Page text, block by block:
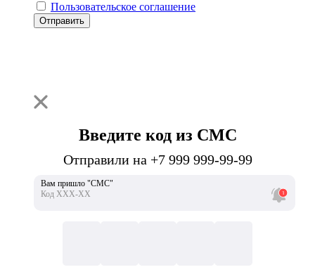
Пользовательское соглашение
Отправить
Введите код из СМС
Отправили на +7 999 999-99-99
Вам пришло "СМС"
Код ХХХ-ХХ